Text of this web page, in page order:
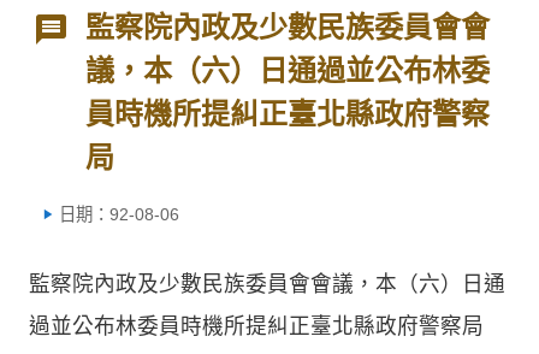
監察院內政及少數民族委員會會
議，本（六）日通過並公布林委
員時機所提糾正臺北縣政府警察
局
日期：92-08-06
監察院內政及少數民族委員會會議，本（六）日通
過並公布林委員時機所提糾正臺北縣政府警察局